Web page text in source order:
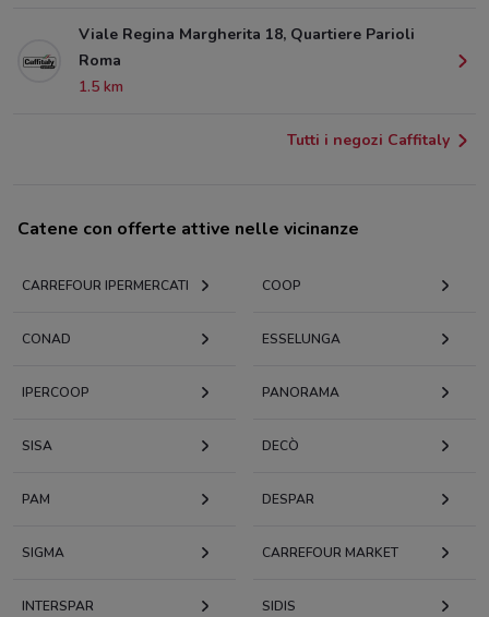
Viale Regina Margherita 18, Quartiere Parioli
Roma
1.5 km
Tutti i negozi Caffitaly
Catene con offerte attive nelle vicinanze
CARREFOUR IPERMERCATI COOP
CONAD ESSELUNGA
IPERCOOP PANORAMA
SISA DECÒ
PAM DESPAR
SIGMA CARREFOUR MARKET
INTERSPAR SIDIS